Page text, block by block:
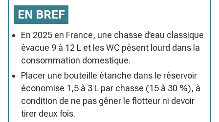
EN BREF
En 2025 en France, une chasse d’eau classique
évacue 9 à 12 L et les WC pèsent lourd dans la
consommation domestique.
Placer une bouteille étanche dans le réservoir
économise 1,5 à 3 L par chasse (15 à 30 %), à
condition de ne pas gêner le flotteur ni devoir
tirer deux fois.